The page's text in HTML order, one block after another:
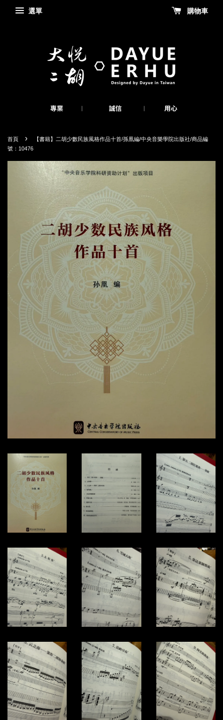
選單 購物車
首頁 ›
【書籍】二胡少數民族風格作品十首/孫凰編/中央音樂學院出版社/商品編
號：10476